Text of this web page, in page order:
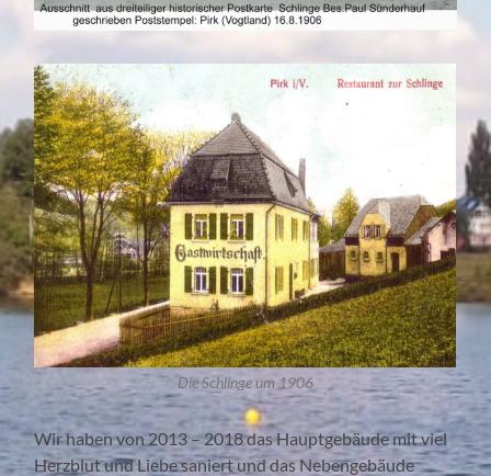
Die Schlinge um 1906
Wir haben von 2013 – 2018 das Hauptgebäude mit viel
Herzblut und Liebe saniert und das Nebengebäude